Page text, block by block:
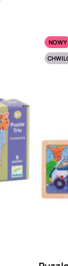
NOWY